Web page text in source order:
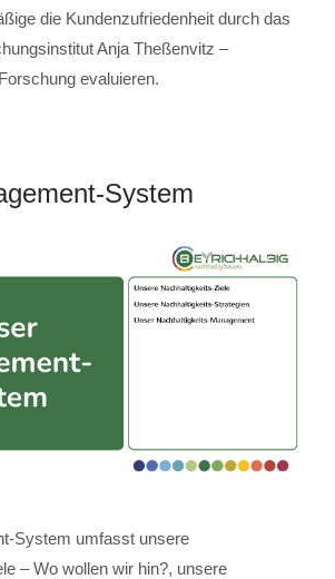
die Kundenzufriedenheit durch das
Anja Theßenvitz –
evaluieren.
System
System umfasst unsere
– Wo wollen wir hin?, unsere